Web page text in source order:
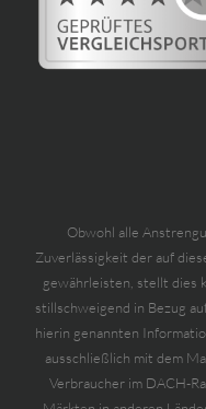
Obwohl alle
Zuverlässigkeit der auf
gewährleisten, stellt dies
stillschweigend in Bezug
hierin genannten
ausschließlich mit dem
Verbraucher im DACH-